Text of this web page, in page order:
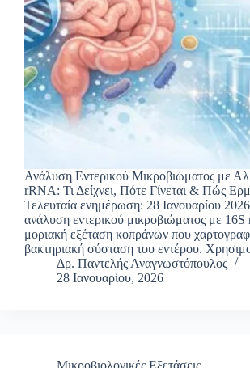
Ανάλυση Εντερικού Μικροβιώματος με
rRNA: Τι Δείχνει, Πότε Γίνεται & Πώς
Τελευταία ενημέρωση: 28 Ιανουαρίου
ανάλυση εντερικού μικροβιώματος με 16S
μοριακή εξέταση κοπράνων που
βακτηριακή σύσταση του εντέρου.
Δρ. Παντελής Αναγνωστόπουλος
28 Ιανουαρίου, 2026
Μικροβιολογικές Εξετάσεις